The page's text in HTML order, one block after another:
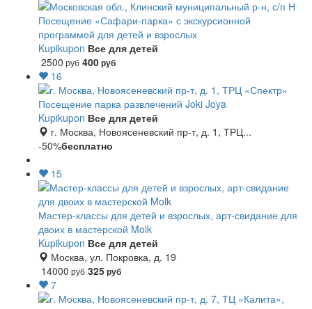
Посещение «Сафари-парка» с экскурсионной
программой для детей и взрослых
Kupikupon Все для детей
2500 руб 400руб
16
Посещение парка развлечений Joki Joya
Kupikupon Все для детей
г. Москва, Новоясеневский пр-т, д. 1, ТРЦ...
-50%бесплатно
15
Мастер-классы для детей и взрослых, арт-свидание для
двоих в мастерской Molk
Kupikupon Все для детей
Москва, ул. Покровка, д. 19
14000 руб 325руб
7